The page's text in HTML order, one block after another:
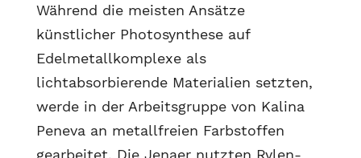
Während die meisten Ansätze
künstlicher Photosynthese auf
Edelmetallkomplexe als
lichtabsorbierende Materialien setzten,
werde in der Arbeitsgruppe von Kalina
Peneva an metallfreien Farbstoffen
gearbeitet. Die Jenaer nutzten Rylen-